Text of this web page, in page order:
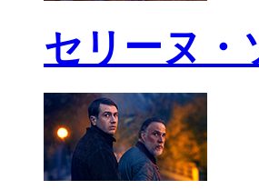
セリーヌ・